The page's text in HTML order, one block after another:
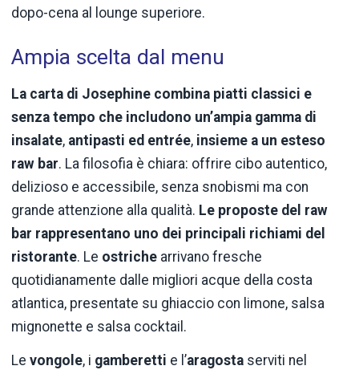
dopo-cena al lounge superiore.
Ampia scelta dal menu
La carta di Josephine combina piatti classici e
senza tempo che includono un’ampia gamma di
insalate, antipasti ed entrée, insieme a un esteso
raw bar. La filosofia è chiara: offrire cibo autentico,
delizioso e accessibile, senza snobismi ma con
grande attenzione alla qualità. Le proposte del raw
bar rappresentano uno dei principali richiami del
ristorante. Le ostriche arrivano fresche
quotidianamente dalle migliori acque della costa
atlantica, presentate su ghiaccio con limone, salsa
mignonette e salsa cocktail.
Le vongole, i gamberetti e l’aragosta serviti nel